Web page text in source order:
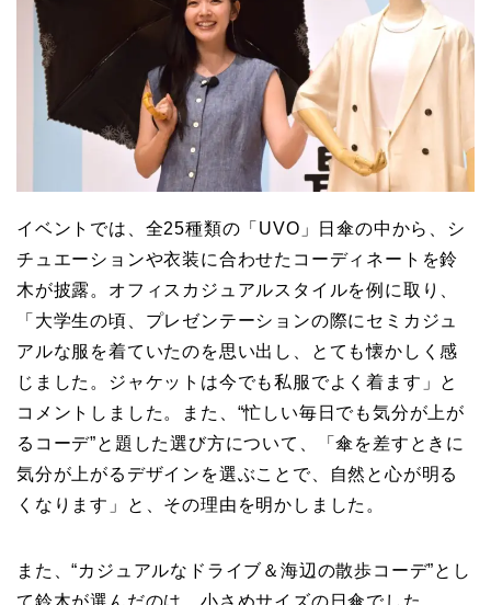
イベントでは、全25種類の「UVO」日傘の中から、シ
チュエーションや衣装に合わせたコーディネートを鈴
木が披露。オフィスカジュアルスタイルを例に取り、
「大学生の頃、プレゼンテーションの際にセミカジュ
アルな服を着ていたのを思い出し、とても懐かしく感
じました。ジャケットは今でも私服でよく着ます」と
コメントしました。また、“忙しい毎日でも気分が上が
るコーデ”と題した選び方について、「傘を差すときに
気分が上がるデザインを選ぶことで、自然と心が明る
くなります」と、その理由を明かしました。
また、“カジュアルなドライブ＆海辺の散歩コーデ”とし